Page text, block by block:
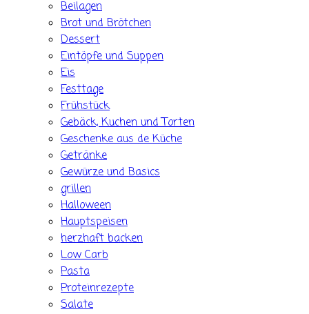
Beilagen
Brot und Brötchen
Dessert
Eintöpfe und Suppen
Eis
Festtage
Frühstück
Gebäck, Kuchen und Torten
Geschenke aus de Küche
Getränke
Gewürze und Basics
grillen
Halloween
Hauptspeisen
herzhaft backen
Low Carb
Pasta
Proteinrezepte
Salate